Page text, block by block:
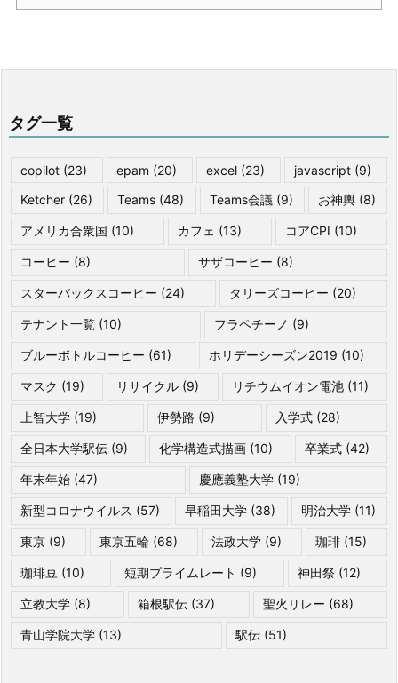
タグ一覧
copilot (23) epam (20) excel (23) javascript (9)
Ketcher (26) Teams (48) Teams会議 (9) お神輿(8)
アメリカ合衆国 (10) カフェ (13) コアCPI (10)
コーヒー (8) サザコーヒー (8)
スターバックスコーヒー (24) タリーズコーヒー (20)
テナント一覧 (10) フラペチーノ (9)
ブルーボトルコーヒー (61) ホリデーシーズン2019 (10)
マスク (19) リサイクル (9) リチウムイオン電池(11)
上智大学 (19) 伊勢路 (9) 入学式 (28)
全日本大学駅伝 (9) 化学構造式描画 (10) 卒業式(42)
年末年始 (47) 慶應義塾大学(19)
新型コロナウイルス (57) 早稲田大学 (38) 明治大学(11)
東京 (9) 東京五輪 (68) 法政大学 (9) 珈琲 (15)
珈琲豆 (10) 短期プライムレート (9) 神田祭(12)
立教大学 (8) 箱根駅伝 (37) 聖火リレー (68)
青山学院大学 (13) 駅伝 (51)